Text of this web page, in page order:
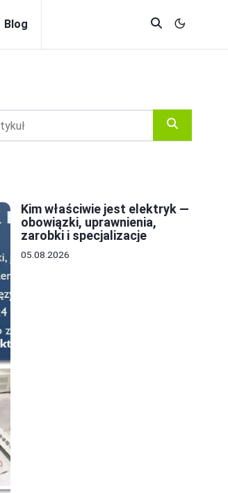
Blog
Kim właściwie jest elektryk —
obowiązki, uprawnienia,
zarobki i specjalizacje
05.08.2026